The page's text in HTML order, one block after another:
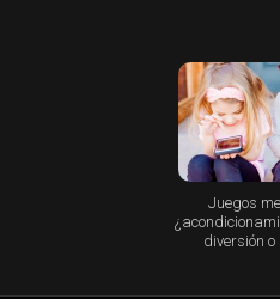
Juegos
diversión o